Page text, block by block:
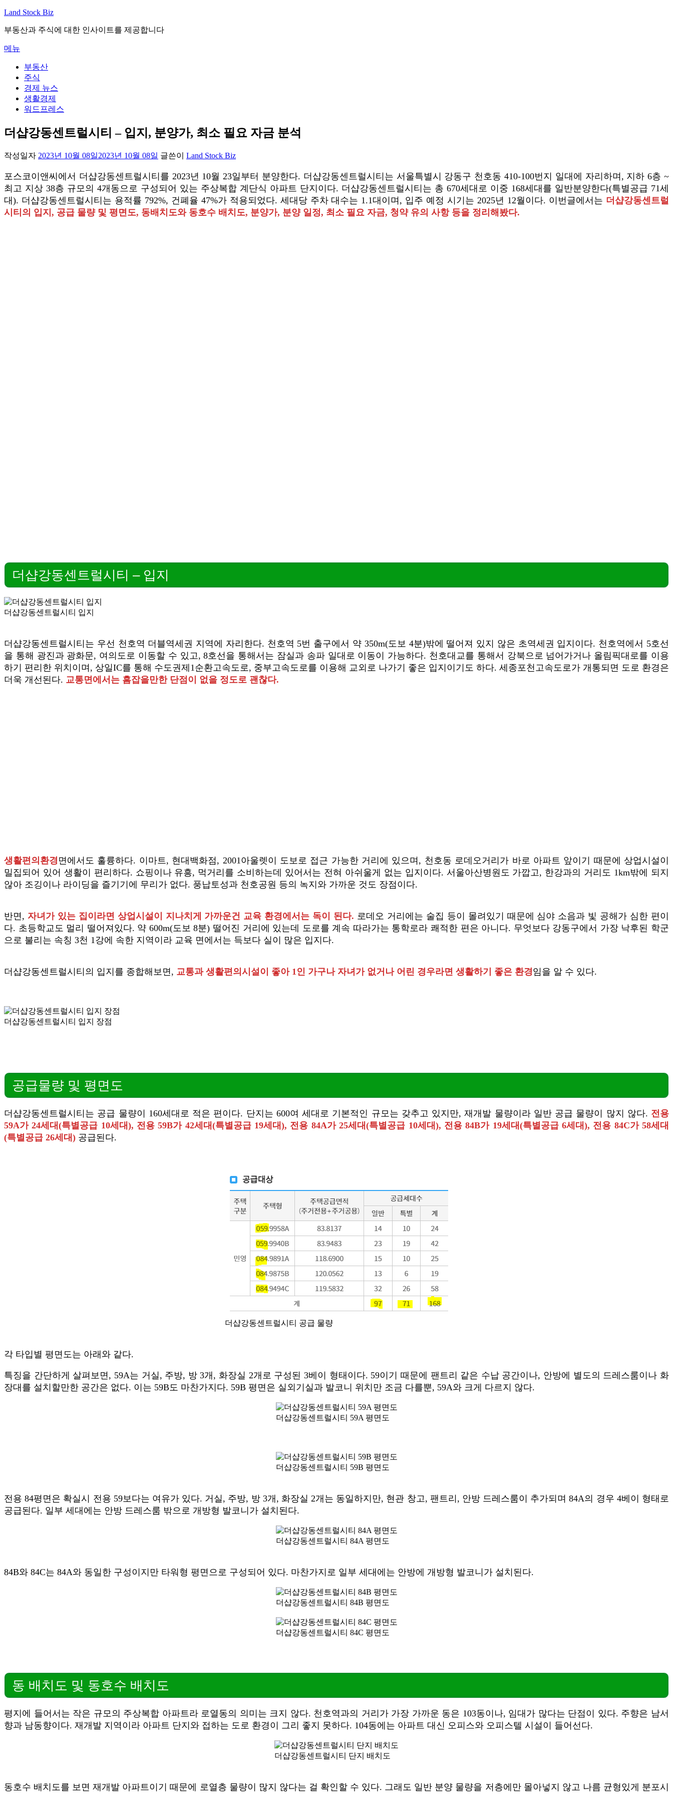
내
으
로
바
Land Stock Biz
부동산과 주식에 대한 인사이트를 제공합니다
메뉴
부동산
주식
경제 뉴스
생활경제
워드프레스
더샵강동센트럴시티 – 입지, 분양가, 최소 필요 자금 분석
작성일자 2023년 10월 08일2023년 10월 08일 글쓴이 Land Stock Biz
포스코이앤씨에서 더샵강동센트럴시티를 2023년 10월 23일부터 분양한다. 더샵강동센트럴시티는 서울특별시 강동구 천호동 410-100번지 일대에 자리하며, 지하 6층 ~
최고 지상 38층 규모의 4개동으로 구성되어 있는 주상복합 계단식 아파트 단지이다. 더샵강동센트럴시티는 총 670세대로 이중 168세대를 일반분양한다(특별공급 71세
대). 더샵강동센트럴시티는 용적률 792%, 건폐율 47%가 적용되었다. 세대당 주차 대수는 1.1대이며, 입주 예정 시기는 2025년 12월이다. 이번글에서는 더샵강동센트럴
시티의 입지, 공급 물량 및 평면도, 동배치도와 동호수 배치도, 분양가, 분양 일정, 최소 필요 자금, 청약 유의 사항 등을 정리해봤다.
더샵강동센트럴시티 – 입지
더샵강동센트럴시티 입지
더샵강동센트럴시티는 우선 천호역 더블역세권 지역에 자리한다. 천호역 5번 출구에서 약 350m(도보 4분)밖에 떨어져 있지 않은 초역세권 입지이다. 천호역에서 5호선
을 통해 광진과 광화문, 여의도로 이동할 수 있고, 8호선을 통해서는 잠실과 송파 일대로 이동이 가능하다. 천호대교를 통해서 강북으로 넘어가거나 올림픽대로를 이용
하기 편리한 위치이며, 상일IC를 통해 수도권제1순환고속도로, 중부고속도로를 이용해 교외로 나가기 좋은 입지이기도 하다. 세종포천고속도로가 개통되면 도로 환경은
더욱 개선된다. 교통면에서는 흠잡을만한 단점이 없을 정도로 괜찮다.
생활편의환경 면에서도 훌륭하다. 이마트, 현대백화점, 2001아울렛이 도보로 접근 가능한 거리에 있으며, 천호동 로데오거리가 바로 아파트 앞이기 때문에 상업시설이
밀집되어 있어 생활이 편리하다. 쇼핑이나 유흥, 먹거리를 소비하는데 있어서는 전혀 아쉬울게 없는 입지이다. 서울아산병원도 가깝고, 한강과의 거리도 1km밖에 되지
않아 조깅이나 라이딩을 즐기기에 무리가 없다. 풍납토성과 천호공원 등의 녹지와 가까운 것도 장점이다.
반면, 자녀가 있는 집이라면 상업시설이 지나치게 가까운건 교육 환경에서는 독이 된다. 로데오 거리에는 술집 등이 몰려있기 때문에 심야 소음과 빛 공해가 심한 편이
다. 초등학교도 멀리 떨어져있다. 약 600m(도보 8분) 떨어진 거리에 있는데 도로를 계속 따라가는 통학로라 쾌적한 편은 아니다. 무엇보다 강동구에서 가장 낙후된 학군
으로 불리는 속칭 3천 1강에 속한 지역이라 교육 면에서는 득보다 실이 많은 입지다.
더샵강동센트럴시티의 입지를 종합해보면, 교통과 생활편의시설이 좋아 1인 가구나 자녀가 없거나 어린 경우라면 생활하기 좋은 환경임을 알 수 있다.
더샵강동센트럴시티 입지 장점
공급물량 및 평면도
더샵강동센트럴시티는 공급 물량이 160세대로 적은 편이다. 단지는 600여 세대로 기본적인 규모는 갖추고 있지만, 재개발 물량이라 일반 공급 물량이 많지 않다. 전용
59A가 24세대(특별공급 10세대), 전용 59B가 42세대(특별공급 19세대), 전용 84A가 25세대(특별공급 10세대), 전용 84B가 19세대(특별공급 6세대), 전용 84C가 58세대
(특별공급 26세대) 공급된다.
더샵강동센트럴시티 공급 물량
각 타입별 평면도는 아래와 같다.
특징을 간단하게 살펴보면, 59A는 거실, 주방, 방 3개, 화장실 2개로 구성된 3베이 형태이다. 59이기 때문에 팬트리 같은 수납 공간이나, 안방에 별도의 드레스룸이나 화
장대를 설치할만한 공간은 없다. 이는 59B도 마찬가지다. 59B 평면은 실외기실과 발코니 위치만 조금 다를뿐, 59A와 크게 다르지 않다.
더샵강동센트럴시티 59A 평면도
더샵강동센트럴시티 59B 평면도
전용 84평면은 확실시 전용 59보다는 여유가 있다. 거실, 주방, 방 3개, 화장실 2개는 동일하지만, 현관 창고, 팬트리, 안방 드레스룸이 추가되며 84A의 경우 4베이 형태로
공급된다. 일부 세대에는 안방 드레스룸 밖으로 개방형 발코니가 설치된다.
더샵강동센트럴시티 84A 평면도
84B와 84C는 84A와 동일한 구성이지만 타워형 평면으로 구성되어 있다. 마찬가지로 일부 세대에는 안방에 개방형 발코니가 설치된다.
더샵강동센트럴시티 84B 평면도
더샵강동센트럴시티 84C 평면도
동 배치도 및 동호수 배치도
평지에 들어서는 작은 규모의 주상복합 아파트라 로열동의 의미는 크지 않다. 천호역과의 거리가 가장 가까운 동은 103동이나, 임대가 많다는 단점이 있다. 주향은 남서
향과 남동향이다. 재개발 지역이라 아파트 단지와 접하는 도로 환경이 그리 좋지 못하다. 104동에는 아파트 대신 오피스와 오피스텔 시설이 들어선다.
더샵강동센트럴시티 단지 배치도
동호수 배치도를 보면 재개발 아파트이기 때문에 로열층 물량이 많지 않다는 걸 확인할 수 있다. 그래도 일반 분양 물량을 저층에만 몰아넣지 않고 나름 균형있게 분포시